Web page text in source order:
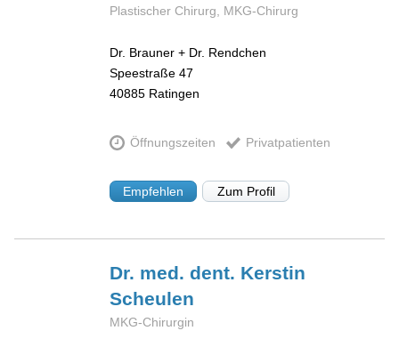
Plastischer Chirurg, MKG-Chirurg
Dr. Brauner + Dr. Rendchen
Speestraße 47
40885 Ratingen
Öffnungszeiten Privatpatienten
Empfehlen Zum Profil
Dr. med. dent. Kerstin
Scheulen
MKG-Chirurgin